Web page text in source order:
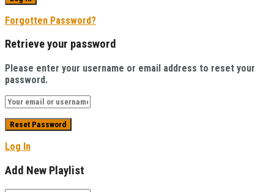
Forgotten Password?
Retrieve your password
Please enter your username or email address to reset your
password.
Log In
Add New Playlist